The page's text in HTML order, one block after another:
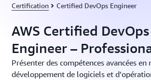
Certification Certified DevOps Engineer
AWS Certified DevOps
Engineer –
Présenter des compétences avancées en
développement de logiciels et